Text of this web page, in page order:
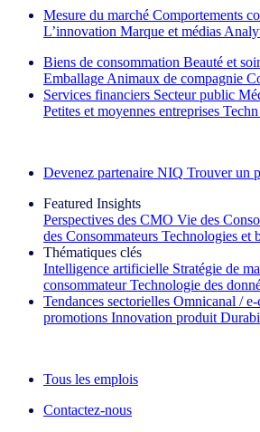
Mesure du marché Comportements
L’innovation Marque et médias
Biens de consommation Beauté et
Emballage Animaux de compagnie
Services financiers Secteur public
Petites et moyennes entreprises
Devenez partenaire NIQ Trouver un
Featured Insights
Perspectives des CMO Vie des
des Consommateurs Technologies et
Thématiques clés
Intelligence artificielle Stratégie de
consommateur Technologie des
Tendances sectorielles Omnicanal /
promotions Innovation produit
Tous les emplois
Contactez-nous